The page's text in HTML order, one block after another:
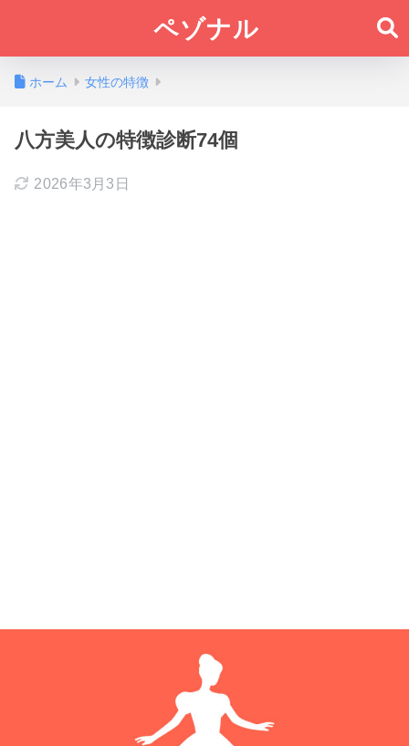
ペゾナル
ホーム 女性の特徴
八方美人の特徴診断74個
2026年3月3日